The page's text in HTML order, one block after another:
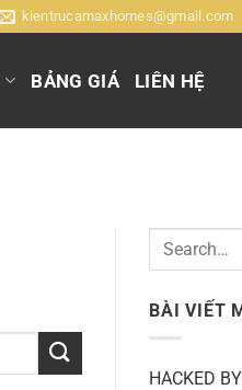
kientrucamaxhomes@gmail.com
BẢNG GIÁ LIÊN HỆ
BÀI VIẾT
HACKED